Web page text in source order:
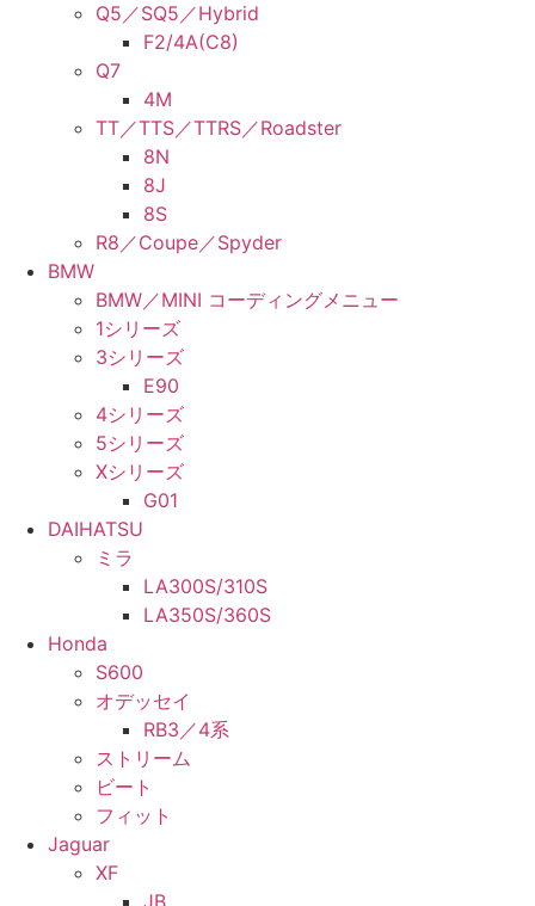
Q5／SQ5／Hybrid
F2/4A(C8)
Q7
4M
TT／TTS／TTRS／Roadster
8N
8J
8S
R8／Coupe／Spyder
BMW
BMW／MINI コーディングメニュー
1シリーズ
3シリーズ
E90
4シリーズ
5シリーズ
Xシリーズ
G01
DAIHATSU
ミラ
LA300S/310S
LA350S/360S
Honda
S600
オデッセイ
RB3／4系
ストリーム
ビート
フィット
Jaguar
XF
JB